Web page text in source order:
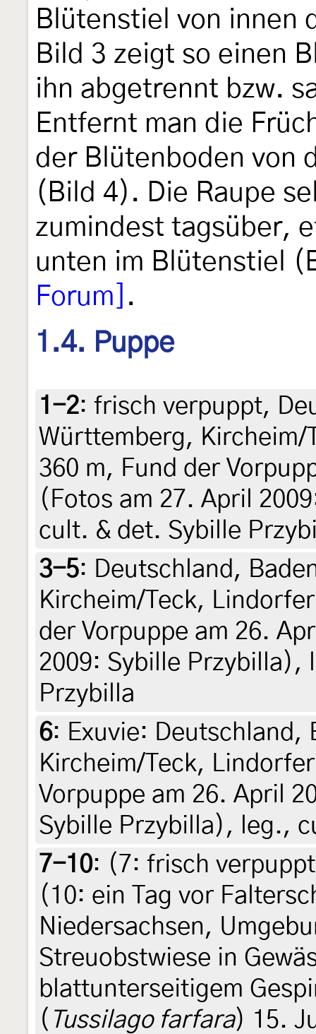
Blütenstiel von innen
Bild 3 zeigt so einen
ihn abgetrennt bzw.
Entfernt man die
der Blütenboden von
(Bild 4). Die Raupe
zumindest tagsüber,
unten im Blütenstiel
Forum] .
1.4. Puppe
1-2: frisch verpuppt,
Württemberg,
360 m, Fund der
(Fotos am 27. April
cult. & det. Sybille
3-5: Deutschland,
Kircheim/Teck,
der Vorpuppe am 26.
2009: Sybille Przybilla),
Przybilla
6: Exuvie:
Kircheim/Teck,
Vorpuppe am 26. April
Sybille Przybilla), leg.,
7-10: (7: frisch verpuppt
(10: ein Tag vor
Niedersachsen,
Streuobstwiese in
blattunterseitigem
( Tussilago farfara) 15.